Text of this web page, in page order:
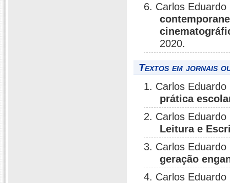
6. Carlos
2020.
Textos em jornais
1. Carlos
prática
2. Carlos
Leitura e
3. Carlos
geração
4. Carlos